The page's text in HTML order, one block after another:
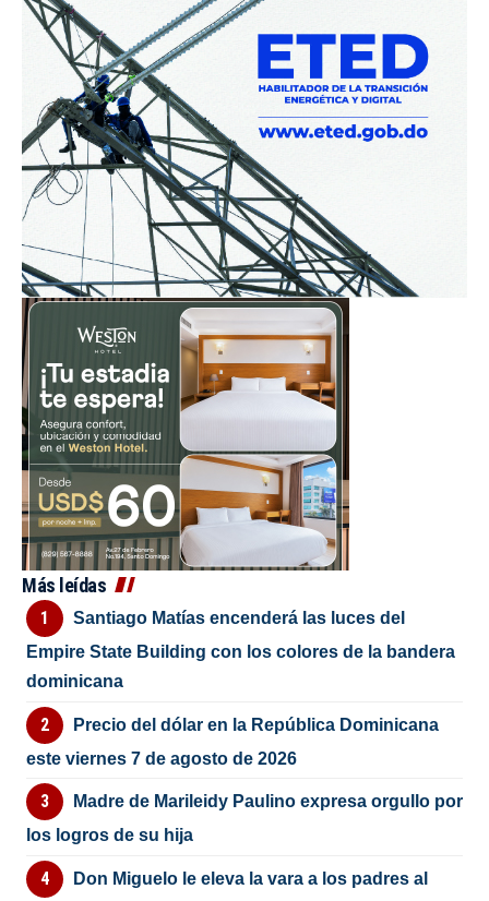
Más leídas
Santiago Matías encenderá las luces del
Empire State Building con los colores de la bandera
dominicana
Precio del dólar en la República Dominicana
este viernes 7 de agosto de 2026
Madre de Marileidy Paulino expresa orgullo por
los logros de su hija
Don Miguelo le eleva la vara a los padres al